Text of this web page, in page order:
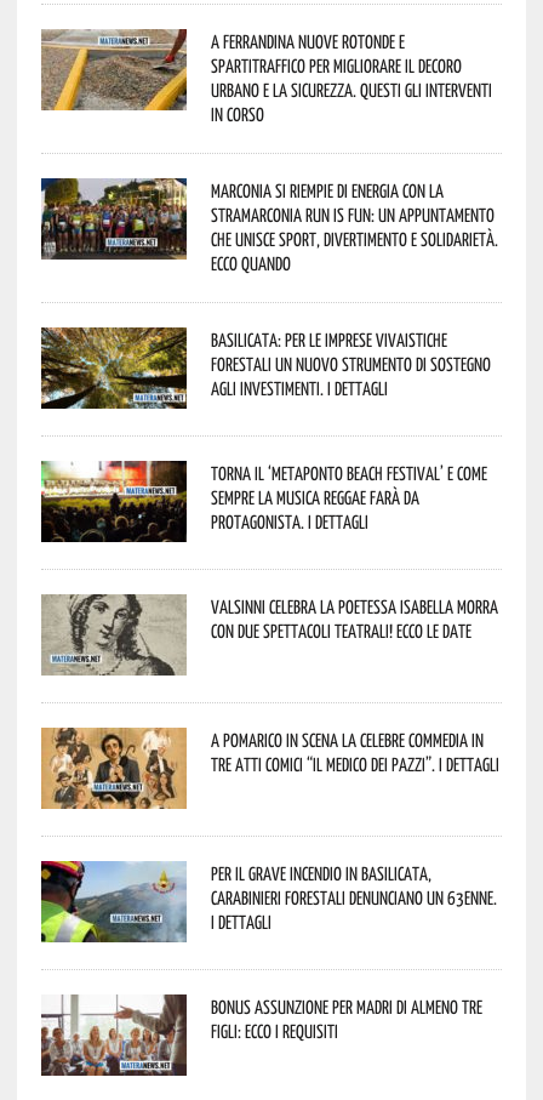
A Ferrandina nuove rotonde e
spartitraffico per migliorare il decoro
urbano e la sicurezza. Questi gli interventi
in corso
Marconia si riempie di energia con la
StraMarconia Run is Fun: un appuntamento
che unisce sport, divertimento e solidarietà.
Ecco quando
Basilicata: per le imprese vivaistiche
forestali un nuovo strumento di sostegno
agli investimenti. I dettagli
Torna il ‘Metaponto beach festival’ e come
sempre la musica reggae farà da
protagonista. I dettagli
Valsinni celebra la poetessa Isabella Morra
con due spettacoli teatrali! Ecco le date
A Pomarico in scena la celebre commedia in
tre atti comici “Il medico dei pazzi”. I dettagli
Per il grave incendio in Basilicata,
Carabinieri forestali denunciano un 63enne.
I dettagli
Bonus assunzione per madri di almeno tre
figli: ecco i requisiti